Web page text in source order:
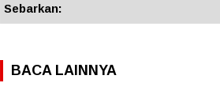
Sebarkan:
BACA LAINNYA